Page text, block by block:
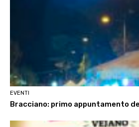
EVENTI
Bracciano: primo appuntamento